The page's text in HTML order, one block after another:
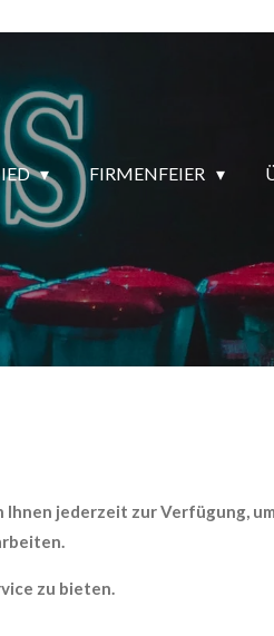
FIRMENFEIER
jederzeit zur Verfügung,
zu bieten.